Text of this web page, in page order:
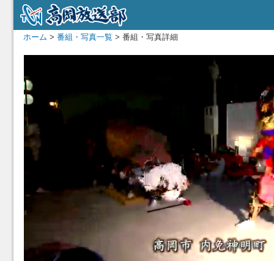
ホーム > 番組・写真一覧 > 番組・写真詳細